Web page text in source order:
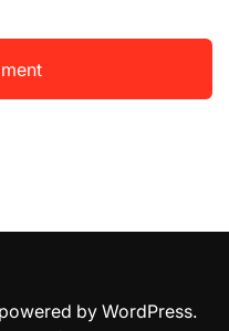
by WordPress.